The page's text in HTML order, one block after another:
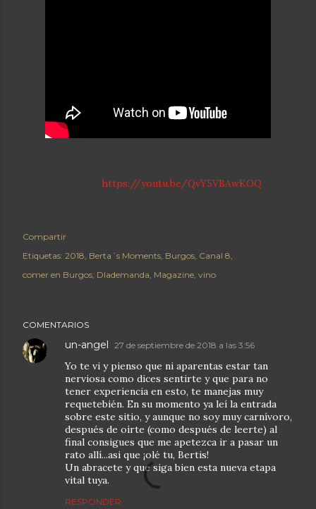
https://youtu.be/QvY5VBAwKOQ
Compartir
Etiquetas: 2018 Berta´s Moments Burgos Canal 8
comer en Burgos Dlademanda Magazine vino
COMENTARIOS
un-angel 27 de septiembre de 2018 a las 3:56
Yo te vi y pienso que ni aparentas estar tan
nerviosa como dices sentirte y que para no
tener experiencia en esto, te manejas muy
requetebién. En su momento ya leí la entrada
sobre este sitio, y aunque no soy muy carnívoro,
después de oírte (como después de leerte) al
final consigues que me apetezca ir a pasar un
rato allí...asi que ¡olé tu, Bertis!
Un abracete y que siga bien esta nueva etapa
vital tuya.
RESPONDER